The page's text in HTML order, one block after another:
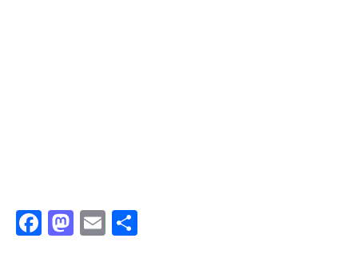
Facebook
Mastodon
Email